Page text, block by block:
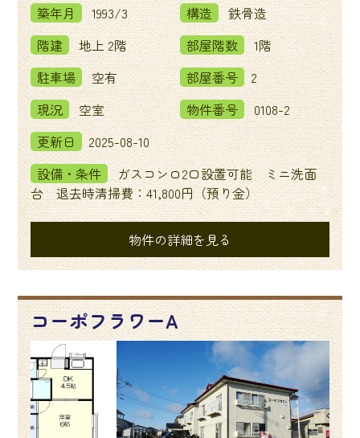
築年月
1993/3 構造
鉄骨造
階建
地上 2階 部屋階数
1階
駐車場
空有 部屋番号
2
現況
空室 物件番号
0108-2
更新日
2025-08-10
設備・条件
ガスコンロ2口設置可能 ミニ洗面
台 退去時清掃費：41,800円（預り金）
物件の詳細を見る
コーポフラワーA